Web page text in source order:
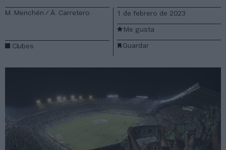
M. Menchén / Á. Carretero
Clubes
1 de febrero de 2023
Guardar
Me gusta